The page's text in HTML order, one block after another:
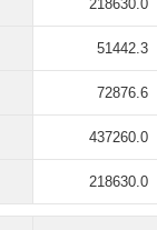
218630.0
51442.3
72876.6
437260.0
218630.0